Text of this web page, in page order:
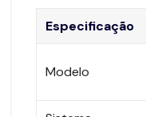
Especificação
Modelo